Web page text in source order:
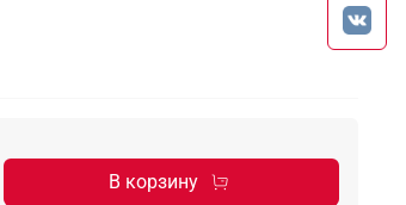
В корзину